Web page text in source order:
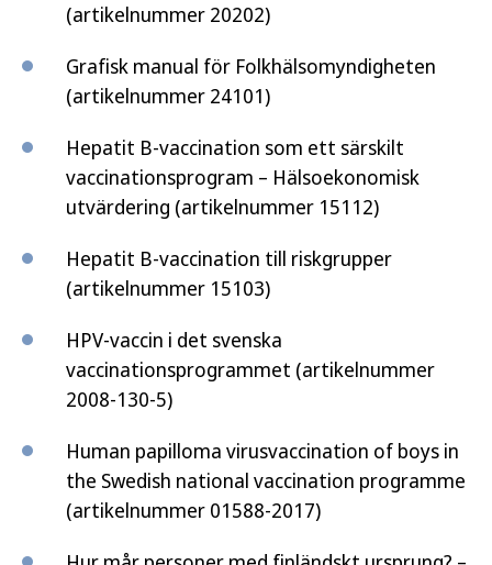
(artikelnummer 20202)
Grafisk manual för Folkhälsomyndigheten
(artikelnummer 24101)
Hepatit B-vaccination som ett särskilt
vaccinationsprogram – Hälsoekonomisk
utvärdering (artikelnummer 15112)
Hepatit B-vaccination till riskgrupper
(artikelnummer 15103)
HPV-vaccin i det svenska
vaccinationsprogrammet (artikelnummer
2008-130-5)
Human papilloma virusvaccination of boys in
the Swedish national vaccination programme
(artikelnummer 01588-2017)